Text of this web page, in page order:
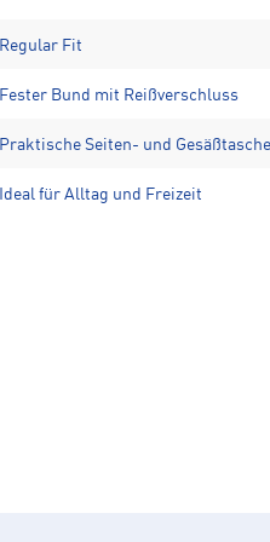
Regular Fit
Fester Bund mit Reißverschluss
Praktische Seiten- und
Ideal für Alltag und Freizeit